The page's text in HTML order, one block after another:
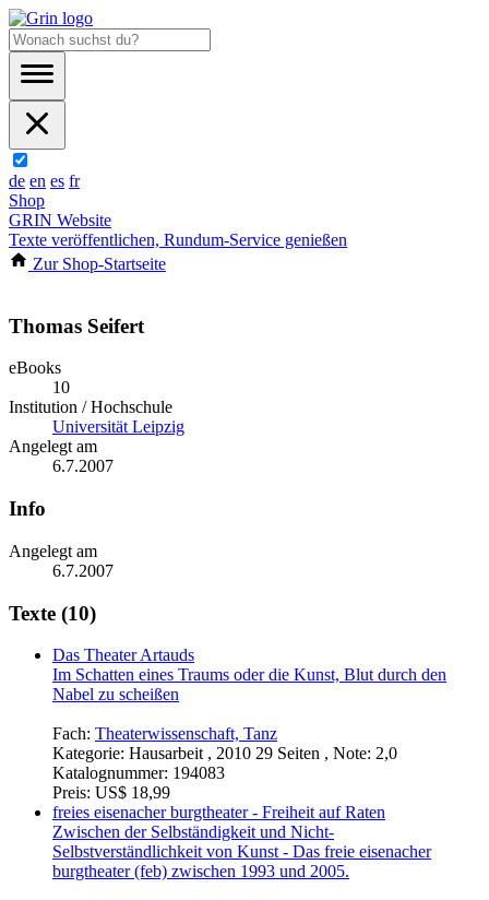
de en es fr
Shop
GRIN Website
Texte veröffentlichen, Rundum-Service genießen
Zur Shop-Startseite
Thomas Seifert
eBooks
10
Institution / Hochschule
Universität Leipzig
Angelegt am
6.7.2007
Info
Angelegt am
6.7.2007
Texte (10)
Das Theater Artauds
Im Schatten eines Traums oder die Kunst, Blut durch den
Nabel zu scheißen
Fach: Theaterwissenschaft, Tanz
Kategorie: Hausarbeit , 2010 29 Seiten , Note: 2,0
Katalognummer: 194083
Preis: US$ 18,99
freies eisenacher burgtheater - Freiheit auf Raten
Zwischen der Selbständigkeit und Nicht-
Selbstverständlichkeit von Kunst - Das freie eisenacher
burgtheater (feb) zwischen 1993 und 2005.